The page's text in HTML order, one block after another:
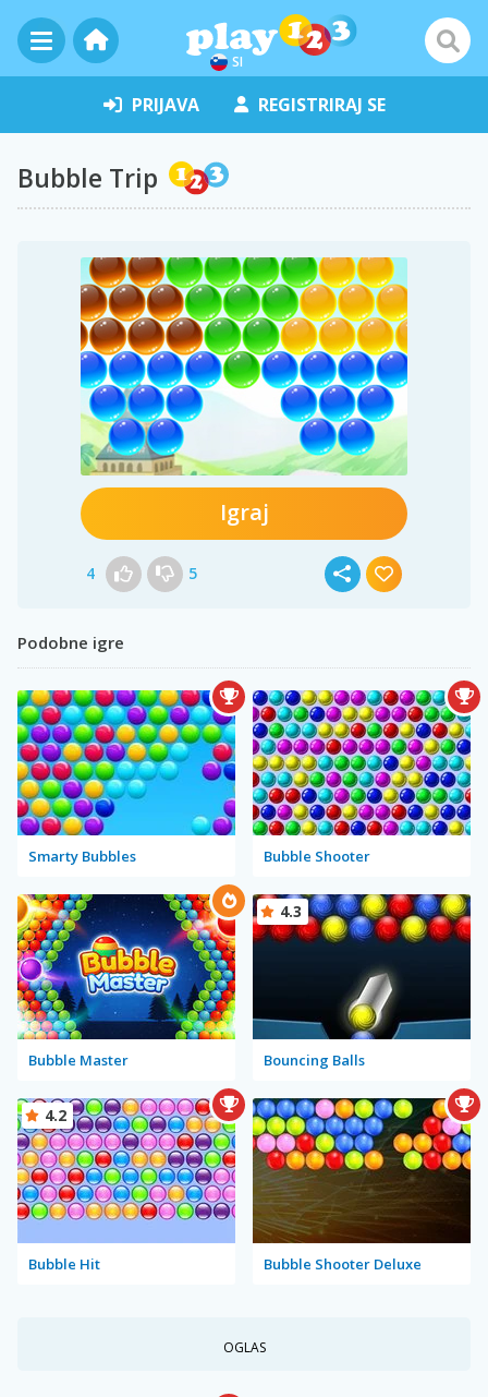
SI
PRIJAVA REGISTRIRAJ SE
Bubble Trip
Igraj
4 5
Podobne igre
Smarty Bubbles Bubble Shooter
Bubble Master Bouncing Balls
4.3
Bubble Hit
4.2
Bubble Shooter Deluxe
OGLAS